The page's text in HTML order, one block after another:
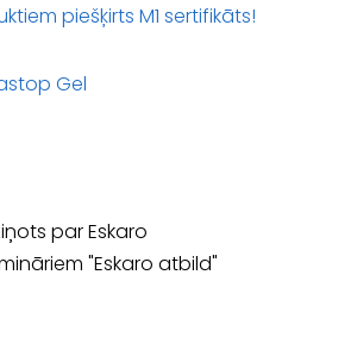
piešķirts M1 sertifikāts!
Gel
par Eskaro
"Eskaro atbild"